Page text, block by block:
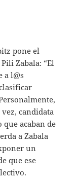
pone el
Zabala: “El
a l@s
candidata
que acaban de
a Zabala
un
que ese